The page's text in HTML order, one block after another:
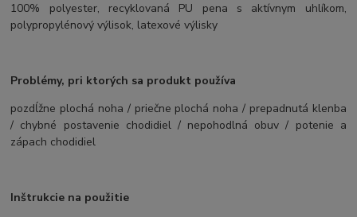
100% polyester, recyklovaná PU pena s aktívnym uhlíkom,
polypropylénový výlisok, latexové výlisky
Problémy, pri ktorých sa produkt používa
pozdĺžne plochá noha / priečne plochá noha / prepadnutá klenba
/ chybné postavenie chodidiel / nepohodlná obuv / potenie a
zápach chodidiel
Inštrukcie na použitie